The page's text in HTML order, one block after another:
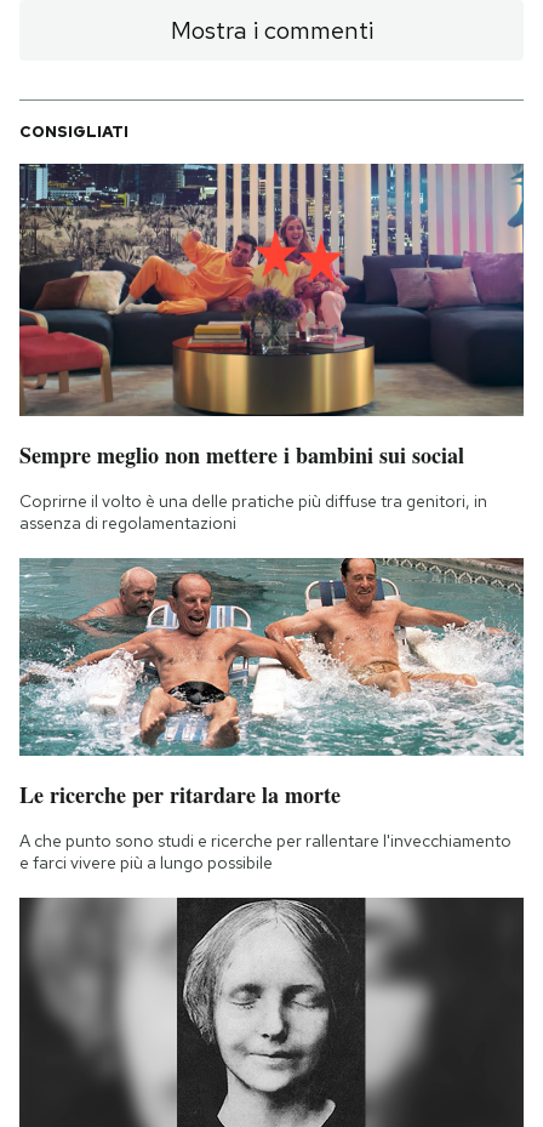
Mostra i commenti
CONSIGLIATI
Sempre meglio non mettere i bambini sui social
Coprirne il volto è una delle pratiche più diffuse tra genitori, in
assenza di regolamentazioni
Le ricerche per ritardare la morte
A che punto sono studi e ricerche per rallentare l'invecchiamento
e farci vivere più a lungo possibile